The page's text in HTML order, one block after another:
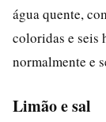
água quente,
coloridas e seis
normalmente e
Limão e sal